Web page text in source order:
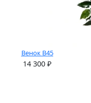
Венок В45
14 300 ₽